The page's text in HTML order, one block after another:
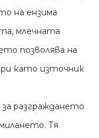
на ензима
млечната
позволява на
като източник
разграждането
Тя